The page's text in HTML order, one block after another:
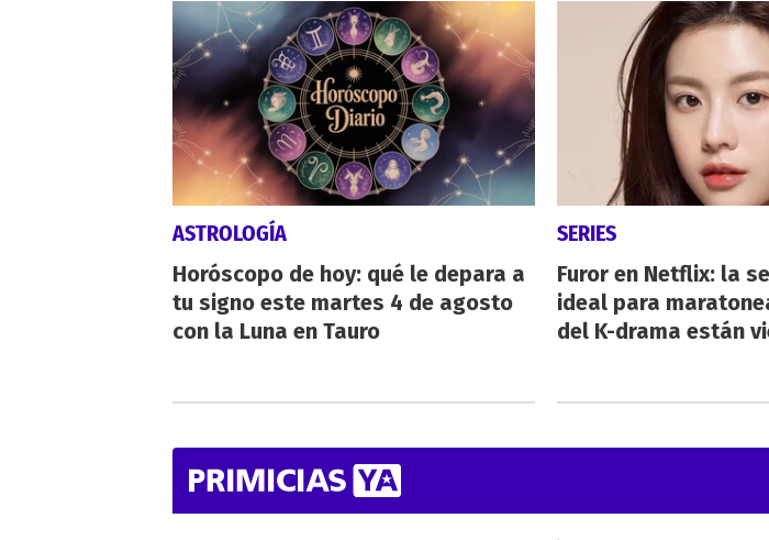
ASTROLOGÍA
Horóscopo de hoy: qué le depara a
tu signo este martes 4 de agosto
con la Luna en Tauro
SERIES
Furor en Netflix: la
ideal para
del K-drama están